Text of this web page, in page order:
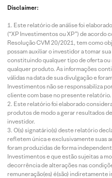
Disclaimer:
Este relatório de análise foi
(“XP Investimentos ou XP”) de acordo
Resolução CVM 20/2021, tem como
possam auxiliar o investidor a tomar
constituindo qualquer tipo de oferta ou
qualquer produto. As informações
válidas na data de sua divulgação e
Investimentos não se responsabiliza
cliente com base no presente relatório.
Este relatório foi elaborado
produtos de modo a gerar resultados
investidor.
O(s) signatário(s) deste relatório
refletem única e exclusivamente suas
foram produzidas de forma
Investimentos e que estão sujeitas a
decorrência de alterações nas
remuneração(es) é(são) indiretamente